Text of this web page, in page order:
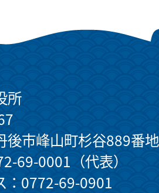
所
後市峰山町杉谷889番地
69-0001（代表）
：0772-69-0901